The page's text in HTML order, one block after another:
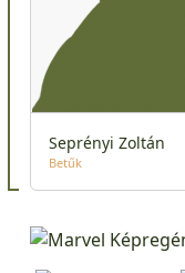
Seprényi Zoltán
Betűk